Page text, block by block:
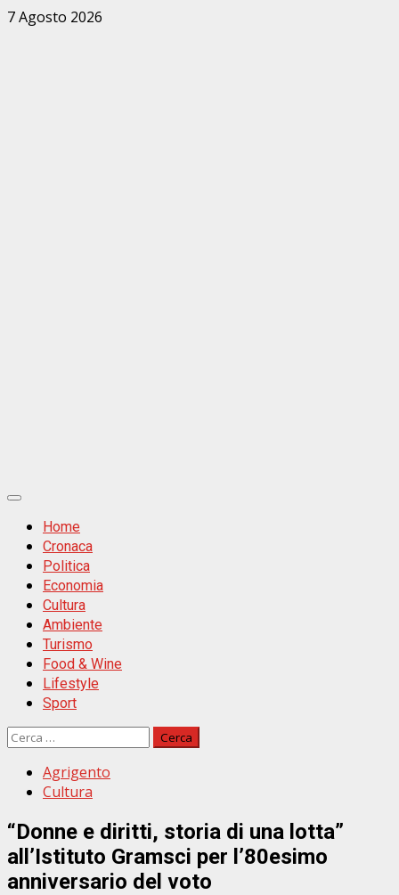
Zum
7 Agosto 2026
Primäres
MenüHome
Cronaca
Politica
Economia
Cultura
Ambiente
Turismo
Food & Wine
Lifestyle
Sport
Ricerca
Agrigento
Cultura
“Donne e diritti, storia di una lotta”
all’Istituto Gramsci per l’80esimo
anniversario del voto